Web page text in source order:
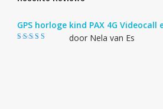
GPS horloge kind PAX 4G Videocall
door Nela van Es